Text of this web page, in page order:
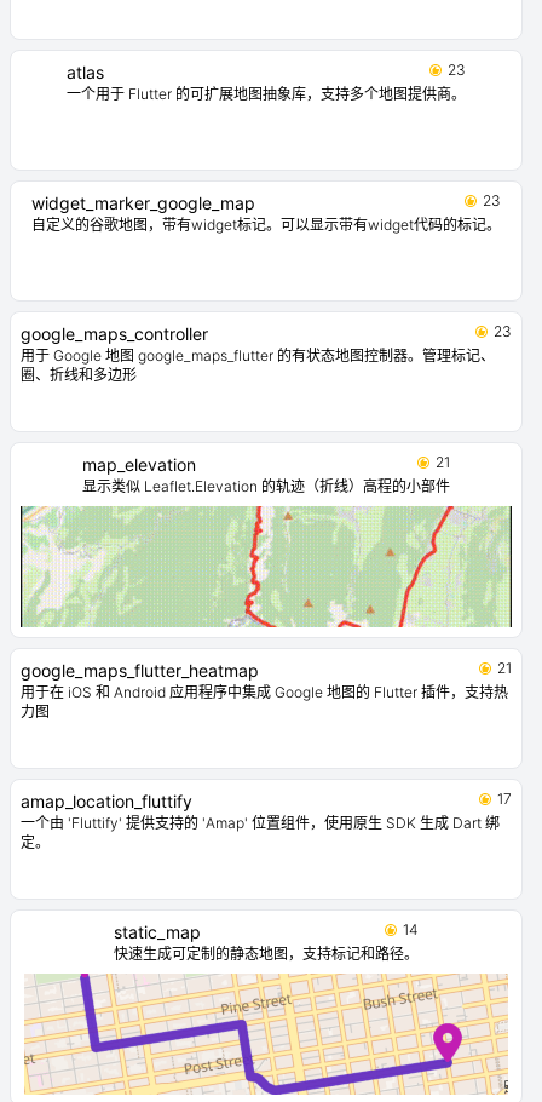
atlas
23
一个用于 Flutter 的可扩展地图抽象库，支持多个地图提供商。
widget_marker_google_map
23
自定义的谷歌地图，带有widget标记。可以显示带有widget代码的标记。
google_maps_controller
23
用于 Google 地图 google_maps_flutter 的有状态地图控制器。管理标记、
圈、折线和多边形
map_elevation
21
显示类似 Leaflet.Elevation 的轨迹（折线）高程的小部件
google_maps_flutter_heatmap
21
用于在 iOS 和 Android 应用程序中集成 Google 地图的 Flutter 插件，支持热
力图
amap_location_fluttify
17
一个由 'Fluttify' 提供支持的 'Amap' 位置组件，使用原生 SDK 生成 Dart 绑
定。
static_map
14
快速生成可定制的静态地图，支持标记和路径。